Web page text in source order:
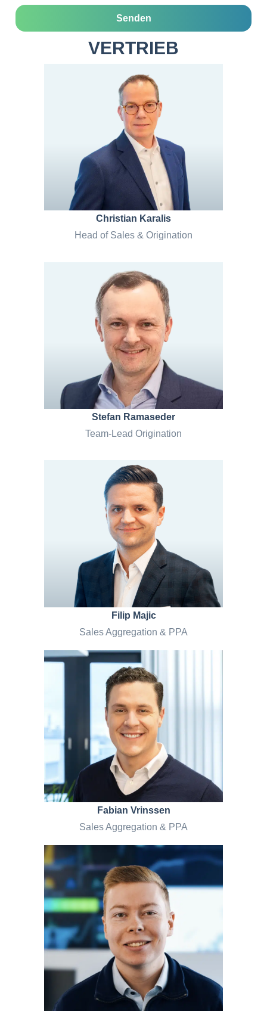
Senden
VERTRIEB
Christian Karalis
Head of Sales & Origination
Stefan Ramaseder
Team-Lead Origination
Filip Majic
Sales Aggregation & PPA
Fabian Vrinssen
Sales Aggregation & PPA